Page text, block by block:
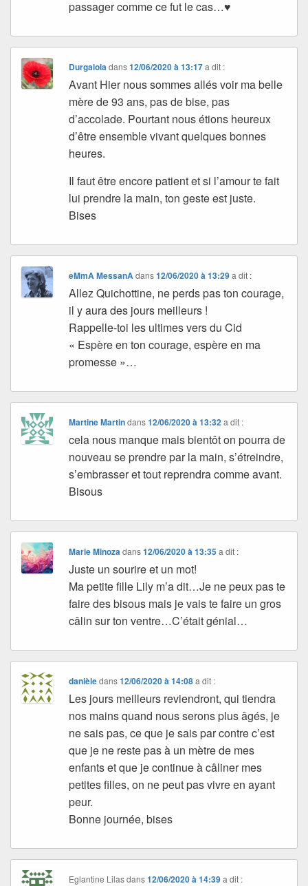
passager comme ce fut le cas…♥
Durgalola dans12/06/2020 à 13:17 a dit :
Avant Hier nous sommes allés voir ma belle
mère de 93 ans, pas de bise, pas
d’accolade. Pourtant nous étions heureux
d’être ensemble vivant quelques bonnes
heures.
Il faut être encore patient et si l’amour te fait
lui prendre la main, ton geste est juste.
Bises
eMmA MessanA dans12/06/2020 à 13:29 a dit :
Allez Quichottine, ne perds pas ton courage,
il y aura des jours meilleurs !
Rappelle-toi les ultimes vers du Cid
« Espère en ton courage, espère en ma
promesse »…
Martine Martindans12/06/2020 à 13:32 a dit :
cela nous manque mais bientôt on pourra de
nouveau se prendre par la main, s’étreindre,
s’embrasser et tout reprendra comme avant.
Bisous
Marie Minoza dans12/06/2020 à 13:35 a dit :
Juste un sourire et un mot!
Ma petite fille Lily m’a dit…Je ne peux pas te
faire des bisous mais je vais te faire un gros
câlin sur ton ventre…C’était génial…
danièledans12/06/2020 à 14:08 a dit :
Les jours meilleurs reviendront, qui tiendra
nos mains quand nous serons plus âgés, je
ne sais pas, ce que je sais par contre c’est
que je ne reste pas à un mètre de mes
enfants et que je continue à câliner mes
petites filles, on ne peut pas vivre en ayant
peur.
Bonne journée, bises
Eglantine Lilasdans12/06/2020 à 14:39 a dit :